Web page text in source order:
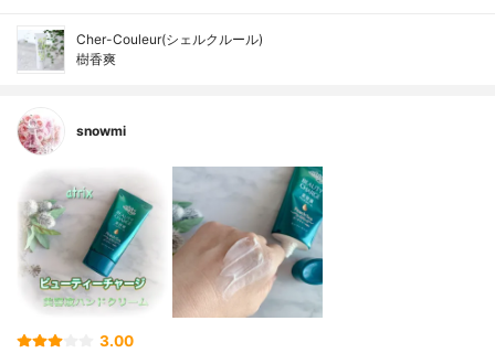
Cher-Couleur(シェルクルール)
樹香爽
snowmi
3.00